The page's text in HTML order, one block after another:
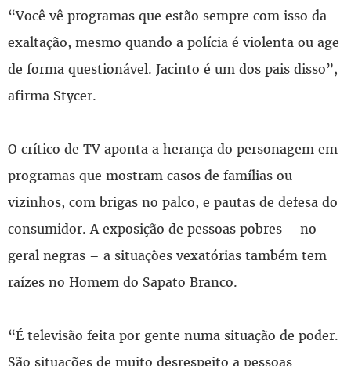
“Você vê programas que estão sempre com isso da
exaltação, mesmo quando a polícia é violenta ou age
de forma questionável. Jacinto é um dos pais disso”,
afirma Stycer.
O crítico de TV aponta a herança do personagem em
programas que mostram casos de famílias ou
vizinhos, com brigas no palco, e pautas de defesa do
consumidor. A exposição de pessoas pobres – no
geral negras – a situações vexatórias também tem
raízes no Homem do Sapato Branco.
“É televisão feita por gente numa situação de poder.
São situações de muito desrespeito a pessoas